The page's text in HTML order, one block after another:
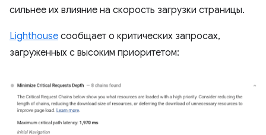
сильнее их влияние на скорость загрузки страницы.
Lighthouse сообщает о критических запросах,
загруженных с высоким приоритетом: